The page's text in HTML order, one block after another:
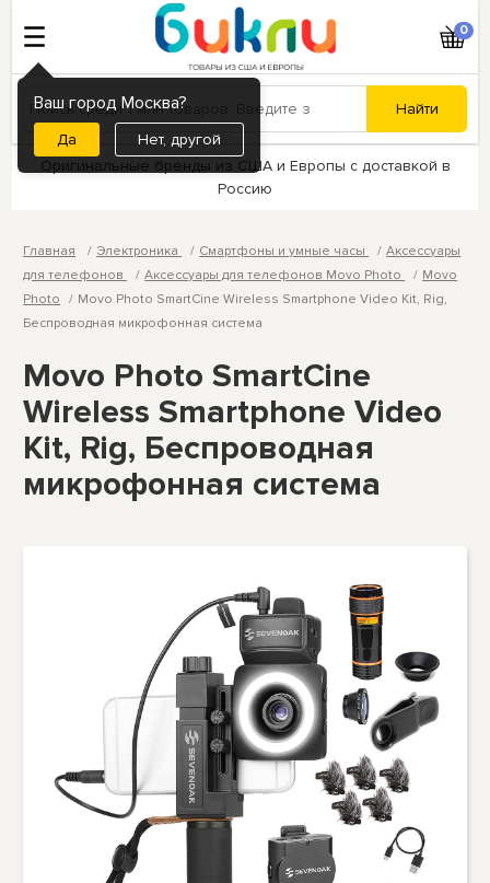
Ваш город Москва?
Нет, другой
0
Оригинальные бренды из США и Европы с доставкой в
Россию
Главная Электроника Смартфоны и умные часы
Аксессуары
для телефонов
Аксессуары для телефонов Movo Photo
Movo
Photo
Movo Photo SmartCine Wireless Smartphone Video Kit, Rig,
Беспроводная микрофонная система
Movo Photo SmartCine
Wireless Smartphone Video
Kit, Rig, Беспроводная
микрофонная система